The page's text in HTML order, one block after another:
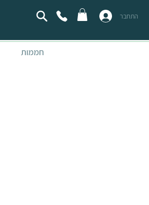
התחבר
חממות